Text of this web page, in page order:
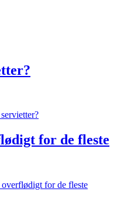
for de fleste
for de fleste